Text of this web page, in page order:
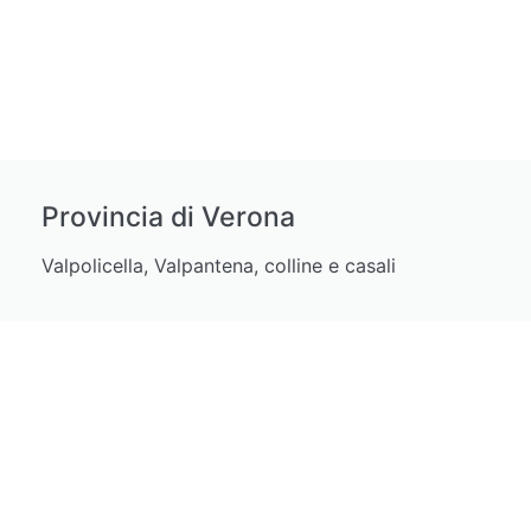
Provincia di Verona
Valpolicella, Valpantena, colline e casali